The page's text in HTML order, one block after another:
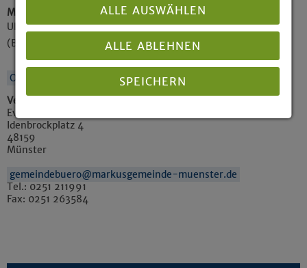
Mitwirkende:
Ulrike Lausberg (Orgel), Corinna Guzinski
(Blockflöten) und Pfarrerin Stoll-Großhans (Texte)
Ort auf Karte anzeigen
Veranstalter / veröffentlicht von
Ev. Markus-Kirchengemeinde Münster
Idenbrockplatz 4
48159
Münster
gemeindebuero@markusgemeinde-muenster.de
Tel.: 0251 211991
Fax: 0251 263584
ALLE AUSWÄHLEN
ALLE ABLEHNEN
SPEICHERN